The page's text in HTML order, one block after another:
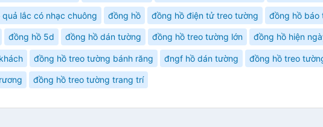
lắc có nhạc chuông đồng hồ đồng hồ điện tử treo tường đồng hồ báo
đồng hồ 5d đồng hồ dán tường đồng hồ treo tường lớn đồng hồ hiện
đồng hồ treo tường bánh răng đngf hồ dán tường đồng hồ treo
đồng hồ treo tường trang trí